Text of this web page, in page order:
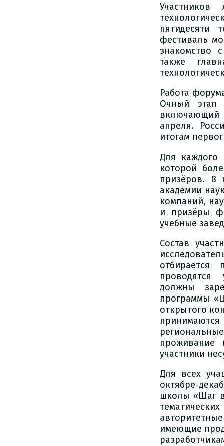
пятидесяти
фестиваль
знакомство
также
Работа
Очный этап
включающий
апреля.
итогам
Для каждого
которой
призёров. В
академии
компаний,
и призёры
учебные
Состав
отбирается
проводятся
должны
программы
открытого
проживание
участники
Для всех
октябре-
школы «Шаг
имеющие